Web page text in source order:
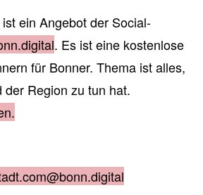
ein Angebot der Social-
. Es ist eine kostenlose
für Bonner. Thema ist alles,
Region zu tun hat.